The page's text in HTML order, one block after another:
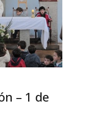
– 1 de